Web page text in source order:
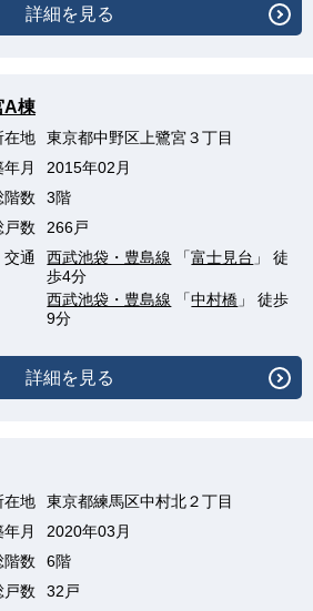
詳細を見る
A棟
在地
東京都中野区上鷺宮３丁目
年月
2015年02月
階数
3階
戸数
266戸
交通
西武池袋・豊島線 「富士見台 」 徒
歩4分
西武池袋・豊島線 「中村橋 」 徒歩
9分
詳細を見る
在地
東京都練馬区中村北２丁目
年月
2020年03月
階数
6階
戸数
32戸